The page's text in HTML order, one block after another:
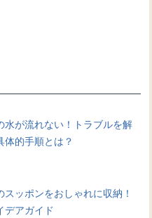
水が流れない！トラブルを解
体的手順とは？
スッポンをおしゃれに収納！
デアガイド